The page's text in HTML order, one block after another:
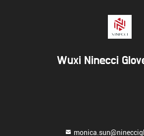
Wuxi Ninecci